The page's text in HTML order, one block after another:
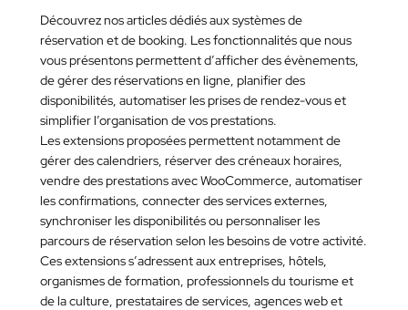
Découvrez nos articles dédiés aux systèmes de
réservation et de booking. Les fonctionnalités que nous
vous présentons permettent d’afficher des évènements,
de gérer des réservations en ligne, planifier des
disponibilités, automatiser les prises de rendez-vous et
simplifier l’organisation de vos prestations.
Les extensions proposées permettent notamment de
gérer des calendriers, réserver des créneaux horaires,
vendre des prestations avec WooCommerce, automatiser
les confirmations, connecter des services externes,
synchroniser les disponibilités ou personnaliser les
parcours de réservation selon les besoins de votre activité.
Ces extensions s’adressent aux entreprises, hôtels,
organismes de formation, professionnels du tourisme et
de la culture, prestataires de services, agences web et